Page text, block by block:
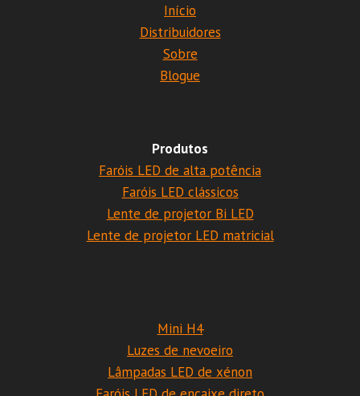
Início
Distribuidores
Sobre
Blogue
Produtos
Faróis LED de alta potência
Faróis LED clássicos
Lente de projetor Bi LED
Lente de projetor LED matricial
Mini H4
Luzes de nevoeiro
Lâmpadas LED de xénon